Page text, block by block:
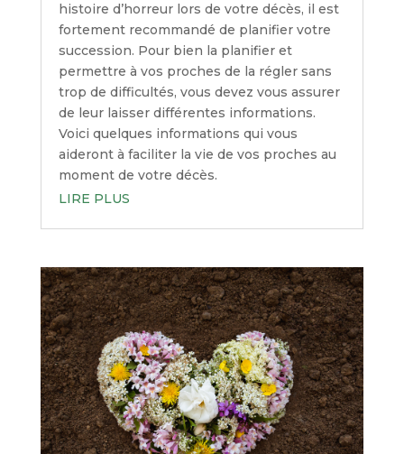
histoire d’horreur lors de votre décès, il est
fortement recommandé de planifier votre
succession. Pour bien la planifier et
permettre à vos proches de la régler sans
trop de difficultés, vous devez vous assurer
de leur laisser différentes informations.
Voici quelques informations qui vous
aideront à faciliter la vie de vos proches au
moment de votre décès.
LIRE PLUS